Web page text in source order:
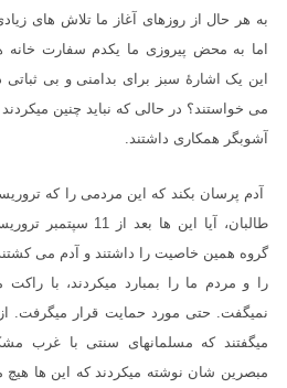
به هر حال از روزهای آغاز ما تلاش های
اما به محض پیروزی ما یکدم سفارت
این یک اشارۀ سبز برای بدامنی و بی ثباتی
می خواستند؟ در حالی که نباید چنین
آشوبگر همکاری داشتند.
آدم پرسان بکند که این مردمی را که
طالبان، آیا این ها
گروه همین خاصیت را داشتند و آدم می
را و مردم ما را بمبارد میکردند، با
نمیگفت. حتی مورد حمایت قرار میگرفت.
میگفتند که مسلمانهای سنتی با غرب
مبصرین شان نوشته میکردند که این ها